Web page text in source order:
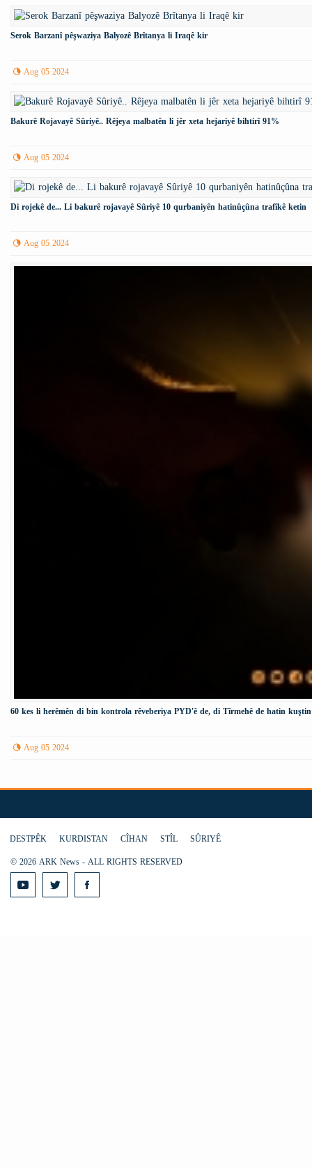
Serok Barzanî pêşwaziya Balyozê Brîtanya li Iraqê kir
Aug 05 2024
Bakurê Rojavayê Sûriyê.. Rêjeya malbatên li jêr xeta hejariyê bihtirî 91%
Aug 05 2024
Di rojekê de... Li bakurê rojavayê Sûriyê 10 qurbaniyên hatinûçûna trafîkê ketin
Aug 05 2024
60 kes li herêmên di bin kontrola rêveberiya PYD'ê de, di Tîrmehê de hatin kuştin
Aug 05 2024
DESTPÊK KURDISTAN CÎHAN STÎL
SÛRIYÊ
© 2026 ARK News - ALL RIGHTS RESERVED